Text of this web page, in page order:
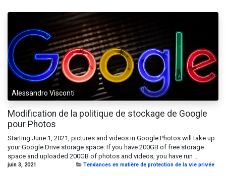
Alessandro Visconti
Modification de la politique de stockage de Google
pour Photos
Starting June 1, 2021, pictures and videos in Google Photos will take up
your Google Drive storage space. If you have 200GB of free storage
space and uploaded 200GB of photos and videos, you have run ...
juin 3, 2021 Tendances en matière de protection de la vie privée